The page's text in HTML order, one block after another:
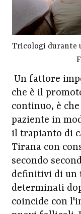
Tricologi durante
Un fattore
che è il
continuo, è
paziente in
il trapianto di
Tirana con
secondo
definitivi di un
determinati
coincide con